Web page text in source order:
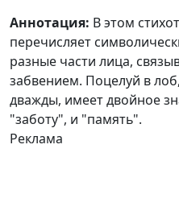
Аннотация
Аннотация: В этом
перечисляет
разные части лица,
забвением. Поцелуй в
дважды, имеет двойное
"заботу", и "память".
Реклама